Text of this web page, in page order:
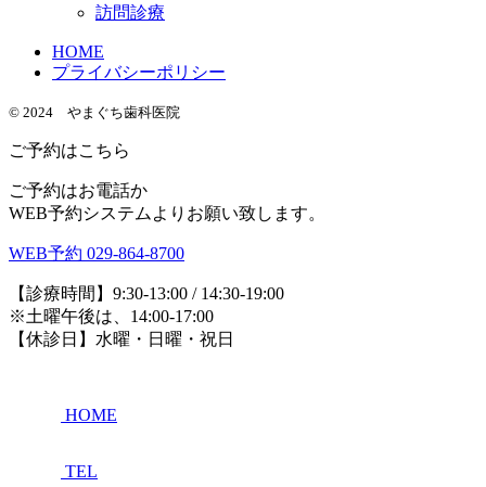
訪問診療
HOME
プライバシーポリシー
© 2024 やまぐち歯科医院
ご予約はこちら
ご予約はお電話か
WEB予約システムよりお願い致します。
WEB予約 029-864-8700
【診療時間】9:30-13:00 / 14:30-19:00
※土曜午後は、14:00-17:00
【休診日】水曜・日曜・祝日
HOME
TEL